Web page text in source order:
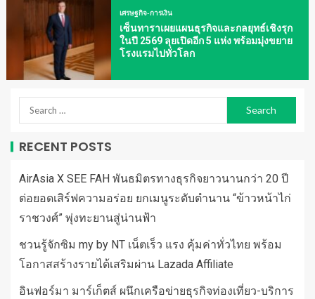
เศรษฐกิจ-การเงิน
เซ็นทาราเผยแผนธุรกิจและกลยุทธ์เชิงรุก
ในปี 2569 ลุยเปิดอีก 5 แห่ง พร้อมมุ่งขยาย
โรงแรมไปทั่วโลก
RECENT POSTS
AirAsia X SEE FAH พันธมิตรทางธุรกิจยาวนานกว่า 20 ปี
ต่อยอดเสิร์ฟความอร่อย ยกเมนูระดับตำนาน “ข้าวหน้าไก่
ราชวงศ์” พุ่งทะยานสู่น่านฟ้า
ชวนรู้จักซิม my by NT เน็ตเร็ว แรง คุ้มค่าทั่วไทย พร้อม
โอกาสสร้างรายได้เสริมผ่าน Lazada Affiliate
อินฟอร์มา มาร์เก็ตส์ ผนึกเครือข่ายธุรกิจท่องเที่ยว-บริการ